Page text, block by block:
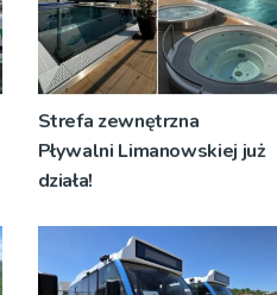
Strefa zewnętrzna
Pływalni Limanowskiej już
działa!